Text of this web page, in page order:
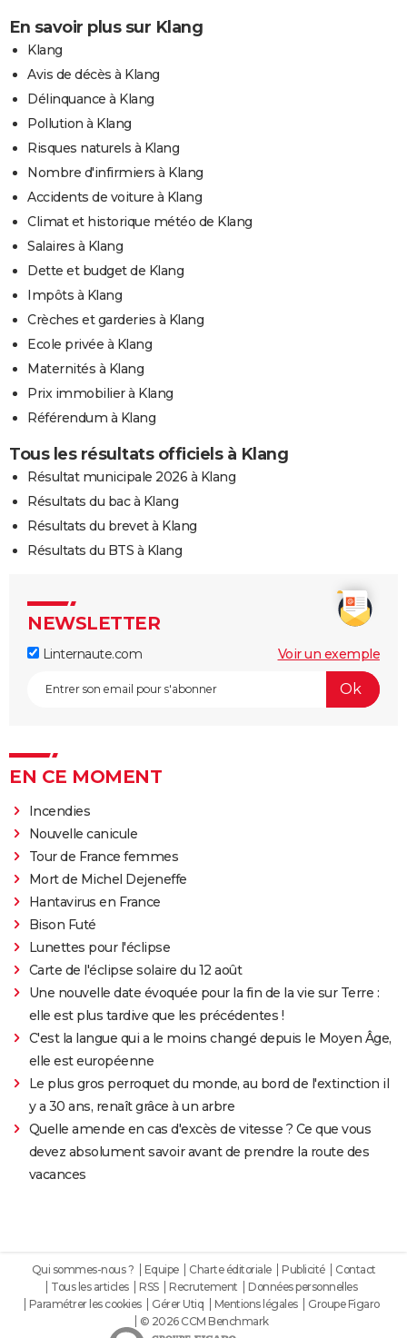
En savoir plus sur Klang
Klang
Avis de décès à Klang
Délinquance à Klang
Pollution à Klang
Risques naturels à Klang
Nombre d'infirmiers à Klang
Accidents de voiture à Klang
Climat et historique météo de Klang
Salaires à Klang
Dette et budget de Klang
Impôts à Klang
Crèches et garderies à Klang
Ecole privée à Klang
Maternités à Klang
Prix immobilier à Klang
Référendum à Klang
Tous les résultats officiels à Klang
Résultat municipale 2026 à Klang
Résultats du bac à Klang
Résultats du brevet à Klang
Résultats du BTS à Klang
NEWSLETTER
Linternaute.com Voir un exemple
EN CE MOMENT
Incendies
Nouvelle canicule
Tour de France femmes
Mort de Michel Dejeneffe
Hantavirus en France
Bison Futé
Lunettes pour l'éclipse
Carte de l'éclipse solaire du 12 août
Une nouvelle date évoquée pour la fin de la vie sur Terre :
elle est plus tardive que les précédentes !
C'est la langue qui a le moins changé depuis le Moyen Âge,
elle est européenne
Le plus gros perroquet du monde, au bord de l'extinction il
y a 30 ans, renaît grâce à un arbre
Quelle amende en cas d'excès de vitesse ? Ce que vous
devez absolument savoir avant de prendre la route des
vacances
Qui sommes-nous ? Equipe Charte éditoriale Publicité
Contact
Tous les articles
RSS Recrutement
Données personnelles
Paramétrer les cookies
Gérer Utiq Mentions légales
Groupe Figaro
© 2026 CCM Benchmark